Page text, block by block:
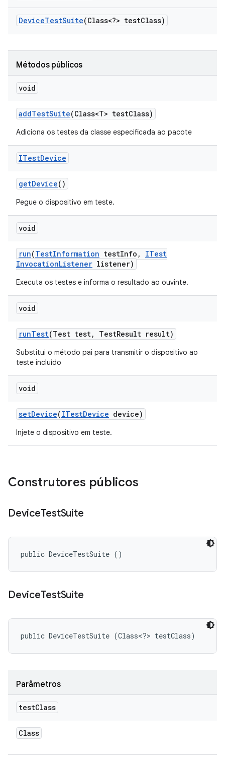
DeviceTestSuite(Class<?> testClass)
Métodos públicos
void
addTestSuite(Class<T> testClass)
Adiciona os testes da classe especificada ao pacote
ITestDevice
getDevice()
Pegue o dispositivo em teste.
void
run(TestInformation testInfo ,
ITest
InvocationListener listener)
Executa os testes e informa o resultado ao ouvinte.
void
runTest(Test test, TestResult result)
Substitui o método pai para transmitir o dispositivo ao
teste incluído
void
setDevice(ITestDevice device)
Injete o dispositivo em teste.
Construtores públicos
DeviceTestSuite
public DeviceTestSuite ()
DeviceTestSuite
public DeviceTestSuite (Class<?> testClass)
Parâmetros
testClass
Class